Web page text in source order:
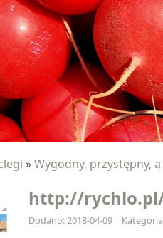
»Wygodny, przystępny,
http://
Dodano: 2018-04-09